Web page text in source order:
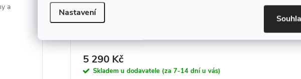
Nastavení
a
5 290 Kč
Skladem u dodavatele (za 7-14 dní u vás)